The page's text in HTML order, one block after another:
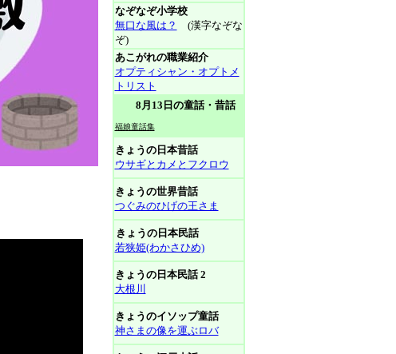
なぞなぞ小学校
無口な風は？
(漢字なぞな
ぞ)
あこがれの職業紹介
オプティシャン・オプトメ
トリスト
8月13日の童話・昔話
福娘童話集
きょうの日本昔話
ウサギとカメとフクロウ
きょうの世界昔話
つぐみのひげの王さま
きょうの日本民話
若狭姫(わかさひめ)
きょうの日本民話 2
大根川
きょうのイソップ童話
神さまの像を運ぶロバ